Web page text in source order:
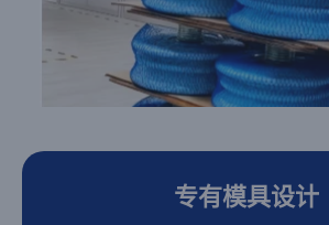
专有模具设计